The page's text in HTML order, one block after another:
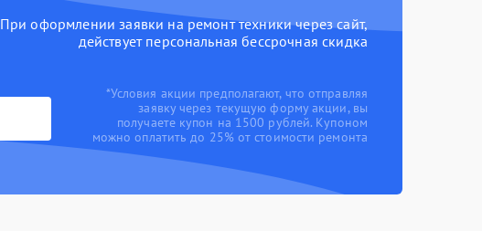
При оформлении заявки на ремонт техники через сайт,
действует персональная бессрочная скидка
*Условия акции предполагают, что отправляя
заявку через текущую форму акции, вы
получаете купон на 1500 рублей. Купоном
можно оплатить до 25% от стоимости ремонта